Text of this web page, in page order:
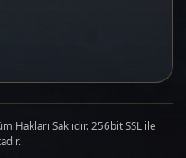
Hakları Saklıdır. 256bit SSL ile